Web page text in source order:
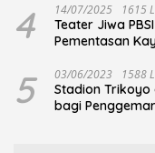
4 14/07/2025 1615
Teater Jiwa
Pementasan
5 03/06/2023 1588
Stadion Trikoyo
bagi